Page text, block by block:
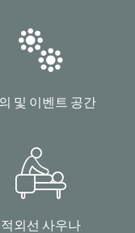
및 이벤트 공간
적외선 사우나